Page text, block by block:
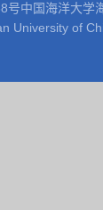
号中国海洋大
University of